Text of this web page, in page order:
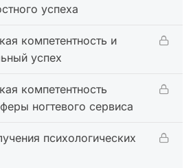
успеха
компетентность и
успех
компетентность
ногтевого сервиса
психологических